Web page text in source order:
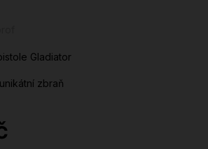
Gladiator
zbraň